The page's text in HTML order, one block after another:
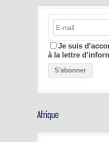
Je suis
à la lettre